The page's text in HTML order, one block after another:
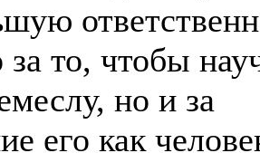
за то, чтобы
но и за
его как